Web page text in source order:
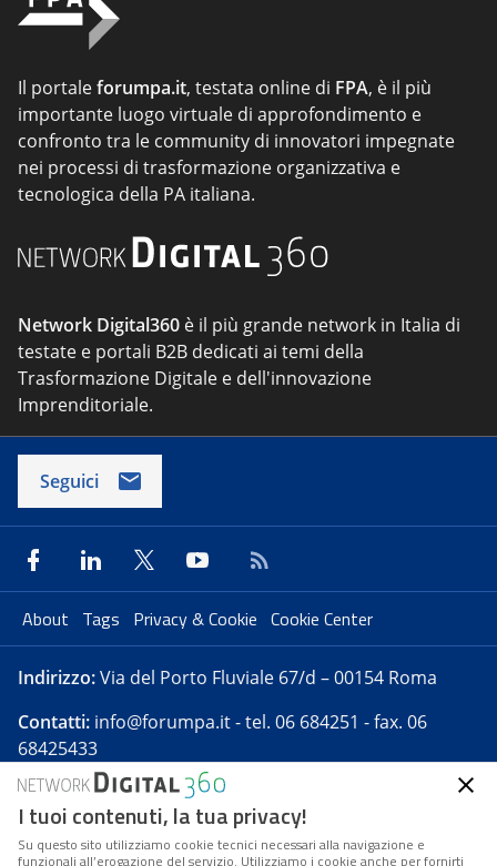
Il portaleforumpa.it, testata online di FPA, è il più
importante luogo virtuale di approfondimento e
confronto tra le community di innovatori impegnate
nei processi di trasformazione organizzativa e
tecnologica della PA italiana.
Network Digital360 è il più grande network in Italia di
testate e portali B2B dedicati ai temi della
Trasformazione Digitale e dell'innovazione
Imprenditoriale.
Seguici
About Tags Privacy & Cookie Cookie Center
Indirizzo:Via del Porto Fluviale 67/d – 00154 Roma
Contatti: info@forumpa.it- tel. 06 684251 - fax. 06
68425433
Forumpa.itè una pubblicazione telematica iscritta
presso Registro della stampa del Tribunale di Roma -
I tuoi contenuti, la tua privacy!
Su questo sito utilizziamo cookie tecnici necessari alla navigazione e
funzionali all’erogazione del servizio. Utilizziamo i cookie anche per fornirti